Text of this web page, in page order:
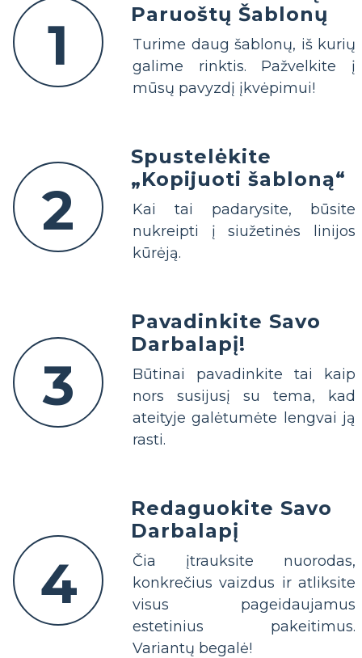
1
Paruoštų Šablonų
Turime daug šablonų, iš kurių
galime rinktis. Pažvelkite į
mūsų pavyzdį įkvėpimui!
2
Spustelėkite
„Kopijuoti šabloną“
Kai tai padarysite, būsite
nukreipti į siužetinės linijos
kūrėją.
3
Pavadinkite Savo
Darbalapį!
Būtinai pavadinkite tai kaip
nors susijusį su tema, kad
ateityje galėtumėte lengvai ją
rasti.
4
Redaguokite Savo
Darbalapį
Čia įtrauksite nuorodas,
konkrečius vaizdus ir atliksite
visus pageidaujamus
estetinius pakeitimus.
Variantų begalė!